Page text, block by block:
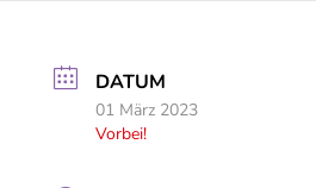
DATUM
01 März 2023
Vorbei!